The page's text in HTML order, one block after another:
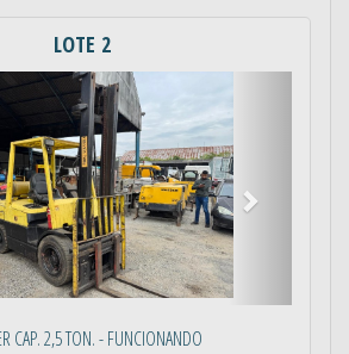
LOTE 2
CAP. 2,5 TON. - FUNCIONANDO